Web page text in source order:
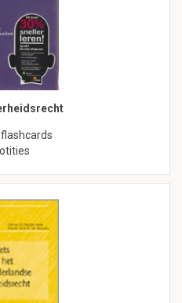
flashcards